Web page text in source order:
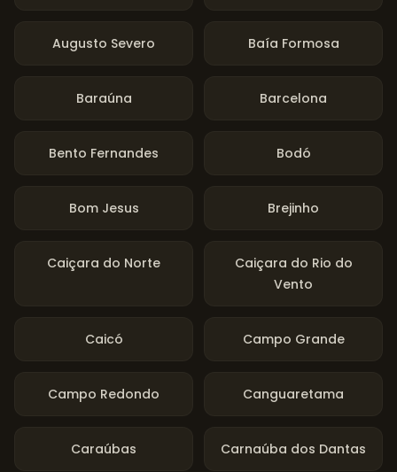
Augusto Severo Baía Formosa
Baraúna Barcelona
Bento Fernandes Bodó
Bom Jesus Brejinho
Caiçara do Norte
Caiçara do Rio do
Vento
Caicó Campo Grande
Campo Redondo Canguaretama
Caraúbas Carnaúba dos Dantas